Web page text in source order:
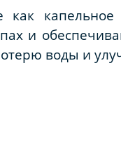
как
и
воды и